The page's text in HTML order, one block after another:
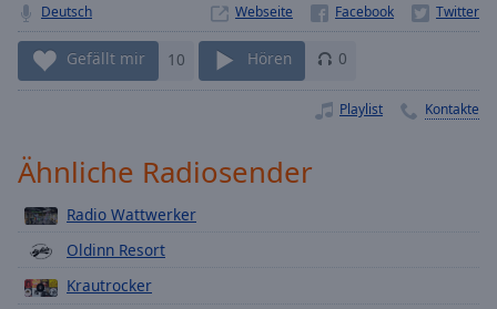
live,
currently
behind
LIVE
Remaining
1x
Playback
Rate
Deutsch Webseite
Gefällt mir 10 Hören 0
Playlist Kontakte
Ähnliche Radiosender
Radio Wattwerker
Oldinn Resort
Krautrocker